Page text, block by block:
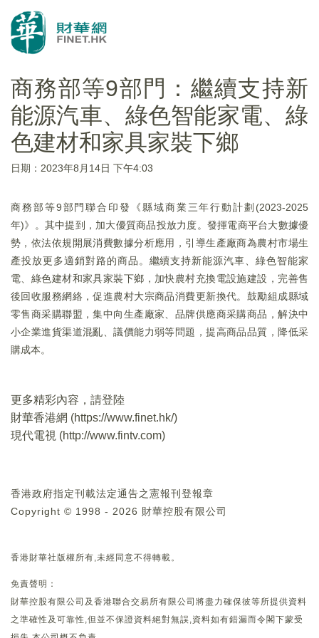
商務部等9部門：繼續支持新
能源汽車、綠色智能家電、綠
色建材和家具家裝下鄉
日期：2023年8月14日 下午4:03
商務部等9部門聯合印發《縣域商業三年行動計劃(2023-2025
年)》。其中提到，加大優質商品投放力度。發揮電商平台大數據優
勢，依法依規開展消費數據分析應用，引導生產廠商為農村市場生
產投放更多適銷對路的商品。繼續支持新能源汽車、綠色智能家
電、綠色建材和家具家裝下鄉，加快農村充換電設施建設，完善售
後回收服務網絡，促進農村大宗商品消費更新換代。鼓勵組成縣域
零售商采購聯盟，集中向生產廠家、品牌供應商采購商品，解決中
小企業進貨渠道混亂、議價能力弱等問題，提高商品品質，降低采
購成本。
更多精彩內容，請登陸
財華香港網 (https://www.finet.hk/)
現代電視 (http://www.fintv.com)
香港政府指定刊載法定通告之憲報刊登報章
Copyright © 1998 - 2026 財華控股有限公司
香港財華社版權所有,未經同意不得轉載。
免責聲明：
財華控股有限公司及香港聯合交易所有限公司將盡力確保彼等所提供資料
之準確性及可靠性,但並不保證資料絕對無誤,資料如有錯漏而令閣下蒙受